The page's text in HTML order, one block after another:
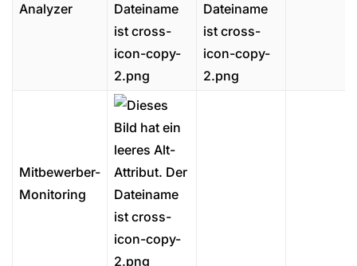
Analyzer
Mitbewerber-
Monitoring